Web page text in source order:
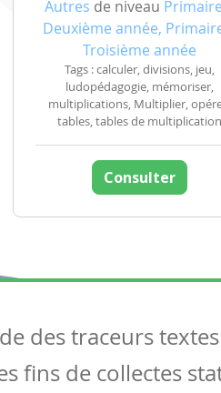
Autres de niveau
Deuxième année,
Troisième année
Tags : calculer, divisions, jeu,
ludopédagogie, mémoriser,
multiplications, Multiplier,
tables, tables de multiplication
Consulter
les articles
des traceurs
fins de collectes